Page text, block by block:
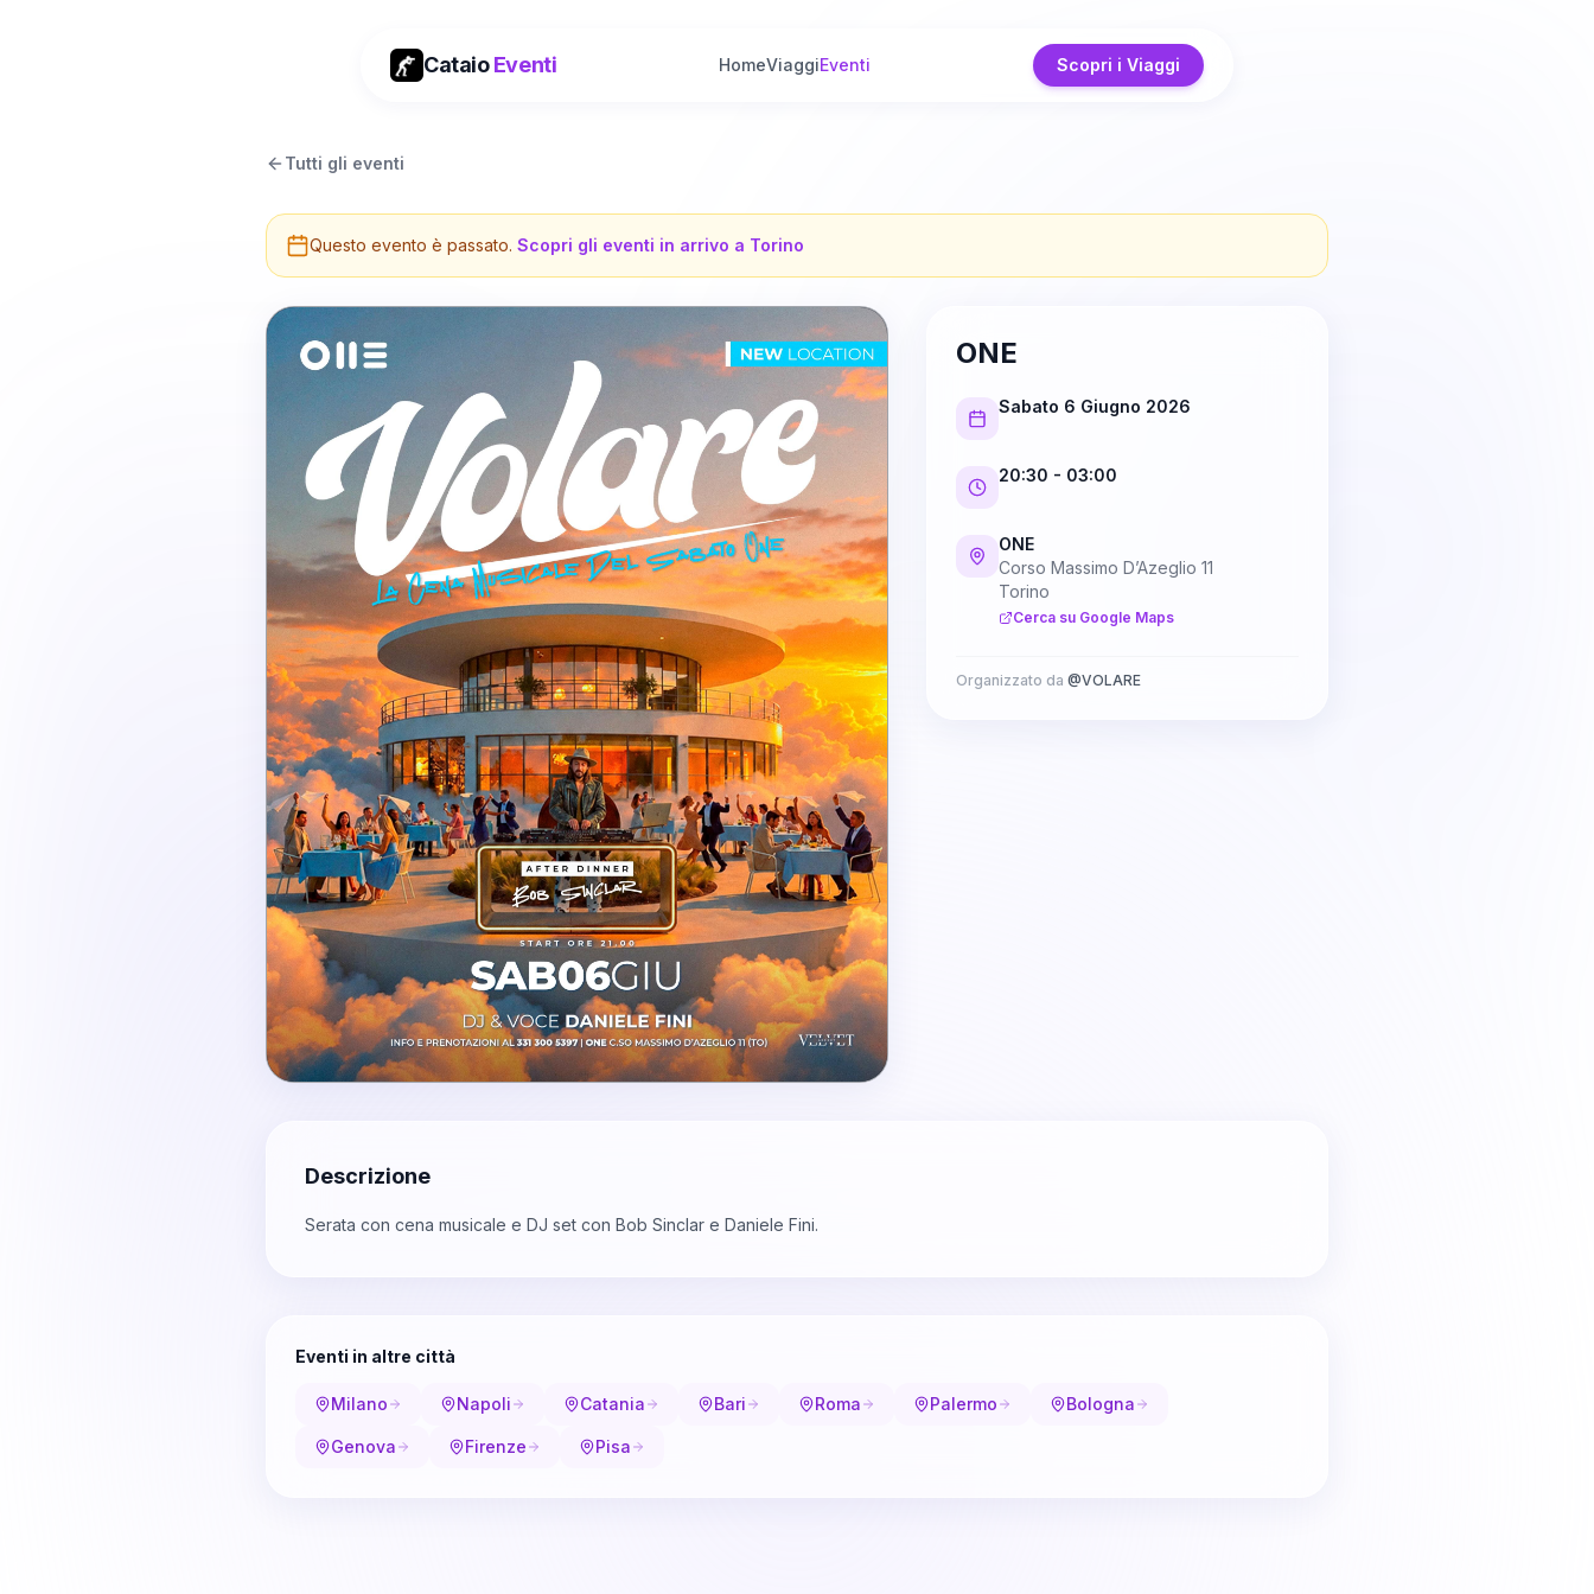
CataioEventi HomeViaggiEventi Scopri i Viaggi
Tutti gli eventi
Questo evento è passato. Scopri gli eventi in arrivo a Torino
ONE
Sabato 6 Giugno 2026
20:30 - 03:00
ONE
Corso Massimo D’Azeglio 11
Torino
Cerca su Google Maps
Organizzato da @VOLARE
Descrizione
Serata con cena musicale e DJ set con Bob Sinclar e Daniele Fini.
Eventi in altre città
Milano Napoli Catania Bari Roma Palermo Bologna
Genova Firenze Pisa